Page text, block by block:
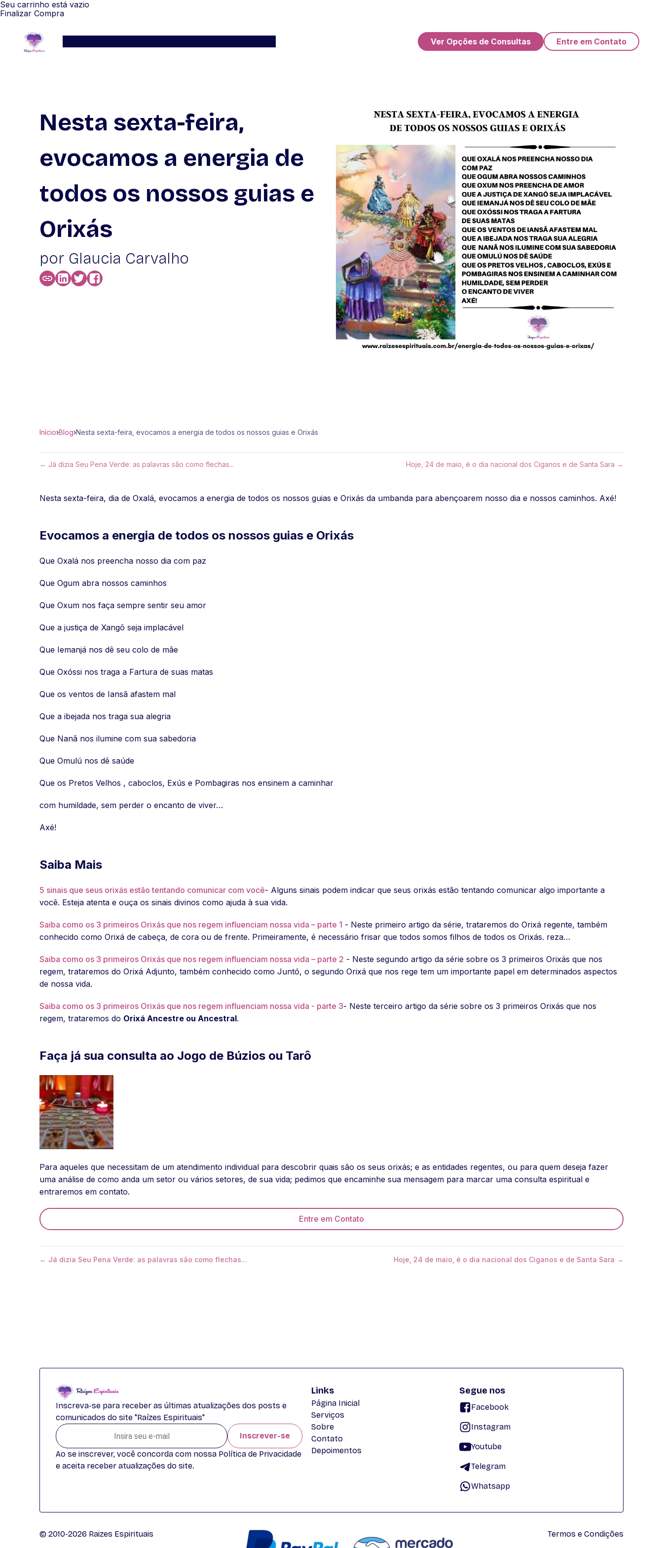
Seu carrinho está vazio
Finalizar Compra
Ver Opções de Consultas Entre em Contato
Nesta sexta-feira,
evocamos a energia de
todos os nossos guias e
Orixás
por Glaucia Carvalho
Início›Blog›Nesta sexta-feira, evocamos a energia de todos os nossos guias e Orixás
← Já dizia Seu Pena Verde: as palavras são como flechas... Hoje, 24 de maio, é o dia nacional dos Ciganos e de Santa Sara →
Nesta sexta-feira, dia de Oxalá, evocamos a energia de todos os nossos guias e Orixás da umbanda para abençoarem nosso dia e nossos caminhos. Axé!
Evocamos a energia de todos os nossos guias e Orixás
Que Oxalá nos preencha nosso dia com paz
Que Ogum abra nossos caminhos
Que Oxum nos faça sempre sentir seu amor
Que a justiça de Xangô seja implacável
Que Iemanjá nos dê seu colo de mãe
Que Oxóssi nos traga a Fartura de suas matas
Que os ventos de Iansã afastem mal
Que a ibejada nos traga sua alegria
Que Nanã nos ilumine com sua sabedoria
Que Omulú nos dê saúde
Que os Pretos Velhos , caboclos, Exús e Pombagiras nos ensinem a caminhar
com humildade, sem perder o encanto de viver…
Axé!
Saiba Mais
5 sinais que seus orixás estão tentando comunicar com você- Alguns sinais podem indicar que seus orixás estão tentando comunicar algo importante a
você. Esteja atenta e ouça os sinais divinos como ajuda à sua vida.
Saiba como os 3 primeiros Orixás que nos regem influenciam nossa vida – parte 1 - Neste primeiro artigo da série, trataremos do Orixá regente, também
conhecido como Orixá de cabeça, de cora ou de frente. Primeiramente, é necessário frisar que todos somos filhos de todos os Orixás. reza…
Saiba como os 3 primeiros Orixás que nos regem influenciam nossa vida – parte 2 - Neste segundo artigo da série sobre os 3 primeiros Orixás que nos
regem, trataremos do Orixá Adjunto, também conhecido como Juntó, o segundo Orixá que nos rege tem um importante papel em determinados aspectos
de nossa vida.
Saiba como os 3 primeiros Orixás que nos regem influenciam nossa vida - parte 3- Neste terceiro artigo da série sobre os 3 primeiros Orixás que nos
regem, trataremos do Orixá Ancestre ou Ancestral.
Faça já sua consulta ao Jogo de Búzios ou Tarô
Para aqueles que necessitam de um atendimento individual para descobrir quais são os seus orixás; e as entidades regentes, ou para quem deseja fazer
uma análise de como anda um setor ou vários setores, de sua vida; pedimos que encaminhe sua mensagem para marcar uma consulta espiritual e
entraremos em contato.
Entre em Contato
← Já dizia Seu Pena Verde: as palavras são como flechas... Hoje, 24 de maio, é o dia nacional dos Ciganos e de Santa Sara →
Inscreva-se para receber as últimas atualizações dos posts e
comunicados do site "Raízes Espirituais"
Inscrever-se
Ao se inscrever, você concorda com nossa Política de Privacidade
e aceita receber atualizações do site.
Links
Página Inicial
Serviços
Sobre
Contato
Depoimentos
Segue nos
Facebook
Instagram
Youtube
Telegram
Whatsapp
© 2010-2026 Raizes Espirituais Termos e Condições